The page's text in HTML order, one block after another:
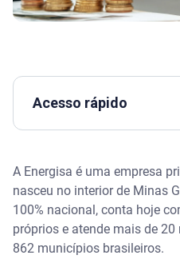
Acesso rápido
Conta de luz Energisa:
Agência Virtual
A Energisa é uma empresa
nasceu no interior de Minas
100% nacional, conta hoje
próprios e atende mais de
862 municípios brasileiros.